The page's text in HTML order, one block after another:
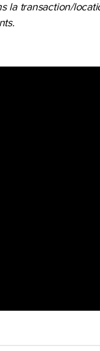
la transaction/